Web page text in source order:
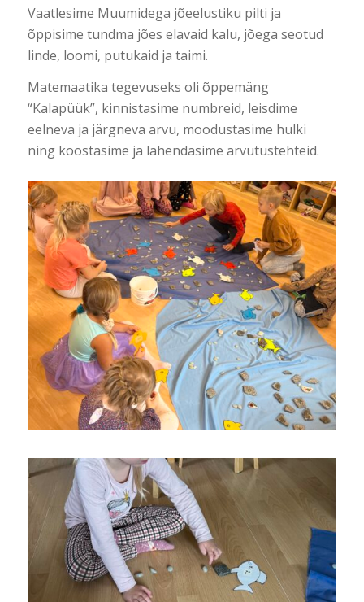
Vaatlesime Muumidega jõeelustiku pilti ja
õppisime tundma jões elavaid kalu, jõega seotud
linde, loomi, putukaid ja taimi.
Matemaatika tegevuseks oli õppemäng
“Kalapüük”, kinnistasime numbreid, leisdime
eelneva ja järgneva arvu, moodustasime hulki
ning koostasime ja lahendasime arvutustehteid.